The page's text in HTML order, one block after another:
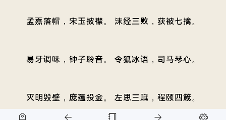
孟嘉落帽，宋玉披襟。 沫经三败，获被七擒。
易牙调味，钟子聆音。 令狐冰语，司马琴心。
灭明毁壁，庞蕴投金。 左思三赋，程颐四箴。